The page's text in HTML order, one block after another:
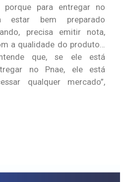
porque para entregar no
estar bem preparado
precisa emitir nota,
a qualidade do produto…
que, se ele está
no Pnae, ele está
qualquer mercado”,